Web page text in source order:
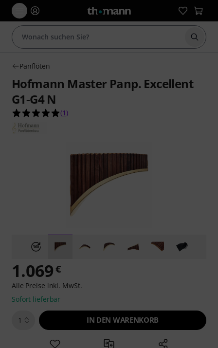
Suche
Panflöten
Hofmann Master Panp. Excellent
G1-G4 N
5.0 von 5 Sternen aus 1 Kundenbewertungen
(1 )
1.069€
Alle Preise inkl. MwSt.
Sofort lieferbar
1 IN DEN WARENKORB